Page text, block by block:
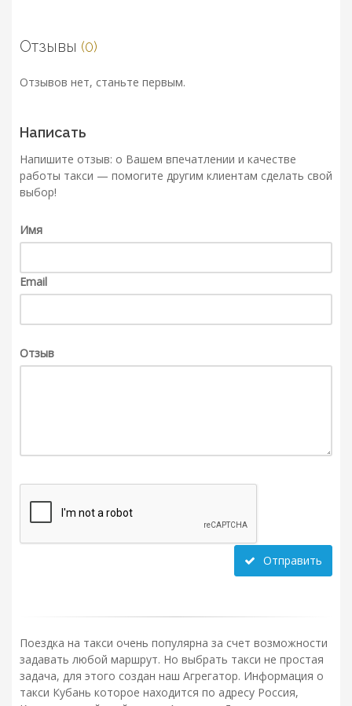
Отзывы (0)
Отзывов нет, станьте первым.
Написать
Напишите отзыв: о Вашем впечатлении и качестве
работы такси — помогите другим клиентам сделать свой
выбор!
Имя
Email
Отзыв
Отправить
Поездка на такси очень популярна за счет возможности
задавать любой маршрут. Но выбрать такси не простая
задача, для этого создан наш Агрегатор. Информация о
такси Кубань которое находится по адресу Россия,